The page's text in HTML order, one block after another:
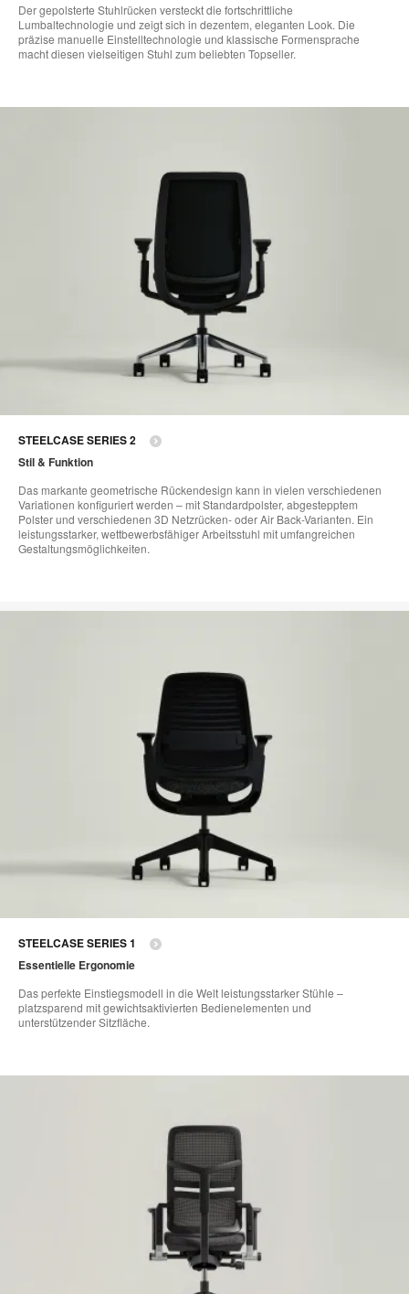
Der gepolsterte Stuhlrücken versteckt die fortschrittliche
Lumbaltechnologie und zeigt sich in dezentem, eleganten Look. Die
präzise manuelle Einstelltechnologie und klassische Formensprache
macht diesen vielseitigen Stuhl zum beliebten Topseller.
STEELCASE SERIES 2
Stil & Funktion
Das markante geometrische Rückendesign kann in vielen verschiedenen
Variationen konfiguriert werden – mit Standardpolster, abgestepptem
Polster und verschiedenen 3D Netzrücken- oder Air Back-Varianten. Ein
leistungsstarker, wettbewerbsfähiger Arbeitsstuhl mit umfangreichen
Gestaltungsmöglichkeiten.
STEELCASE SERIES 1
Essentielle Ergonomie
Das perfekte Einstiegsmodell in die Welt leistungsstarker Stühle –
platzsparend mit gewichtsaktivierten Bedienelementen und
unterstützender Sitzfläche.